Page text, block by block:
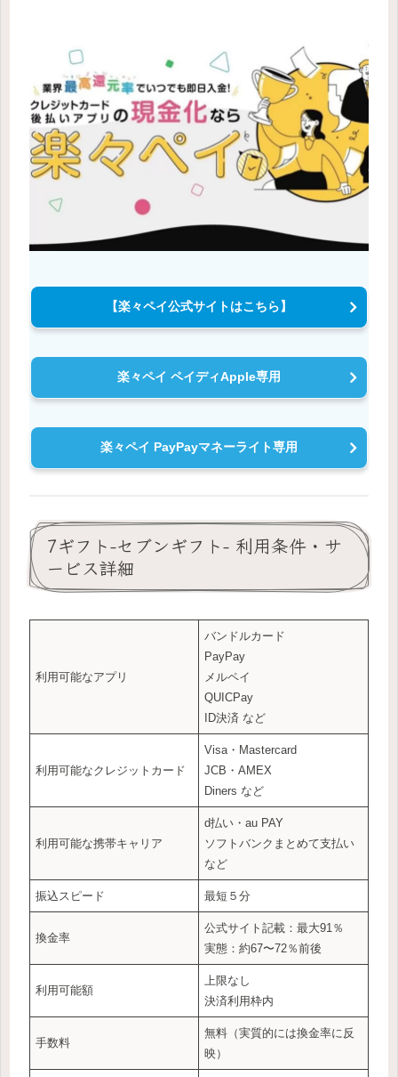
【楽々ペイ公式サイトはこちら】
楽々ペイ ペイディApple専用
楽々ペイ PayPayマネーライト専用
7ギフト-セブンギフト- 利用条件・サ
ービス詳細
利用可能なアプリ
バンドルカード
PayPay
メルペイ
QUICPay
ID決済 など
利用可能なクレジットカード
Visa・Mastercard
JCB・AMEX
Diners など
利用可能な携帯キャリア
d払い・au PAY
ソフトバンクまとめて支払い
など
振込スピード 最短５分
換金率
公式サイト記載：最大91％
実態：約67〜72％前後
利用可能額
上限なし
決済利用枠内
手数料
無料（実質的には換金率に反
映）